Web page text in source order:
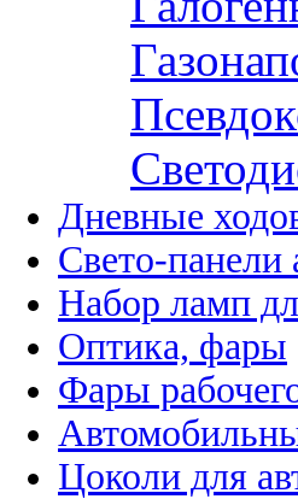
Дневные
Свето-панели
Набор ламп
Оптика, фары
Фары
Цоколи для